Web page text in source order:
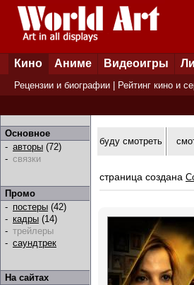
Кино Аниме Видеоигры
Рецензии и биографии Рейтинг кино и
Основное
- авторы (72)
- связки
Промо
- постеры (42)
- кадры (14)
- трейлеры
- саундтрек
На сайтах
буду смотреть
страница создана